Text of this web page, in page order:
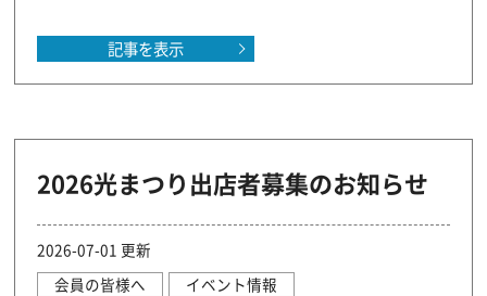
記事を表示
2026光まつり出店者募集のお知らせ
2026-07-01 更新
会員の皆様へ
イベント情報